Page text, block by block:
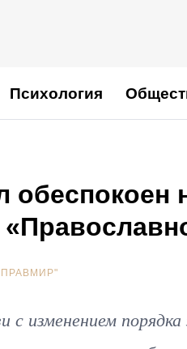
Психология
обеспокоен
изменением порядка